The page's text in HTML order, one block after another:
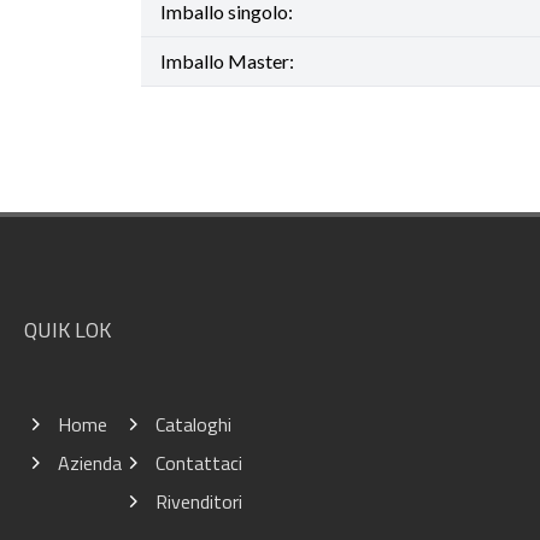
Imballo singolo:
Imballo Master:
QUIK LOK
Home
Azienda
Cataloghi
Contattaci
Rivenditori